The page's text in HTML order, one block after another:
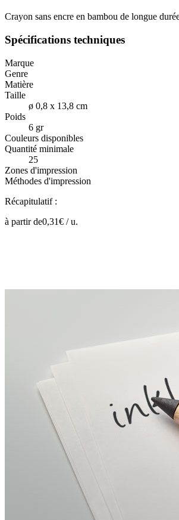
Crayon sans encre en bambou de longue
Spécifications techniques
Marque
Genre
Matière
Taille
ø 0,8 x 13,8 cm
Poids
6 gr
Couleurs disponibles
Quantité minimale
25
Zones d'impression
Méthodes d'impression
Récapitulatif :
à partir de0,31€ /u.